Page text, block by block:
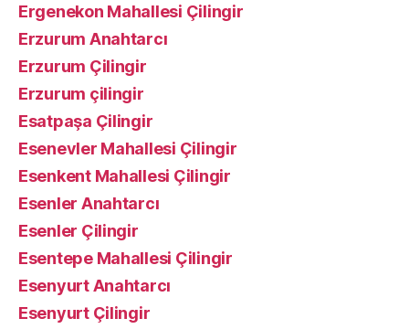
Ergenekon Mahallesi Çilingir
Erzurum Anahtarcı
Erzurum Çilingir
Erzurum çilingir
Esatpaşa Çilingir
Esenevler Mahallesi Çilingir
Esenkent Mahallesi Çilingir
Esenler Anahtarcı
Esenler Çilingir
Esentepe Mahallesi Çilingir
Esenyurt Anahtarcı
Esenyurt Çilingir